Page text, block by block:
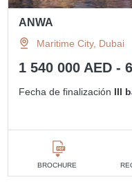
ANWA
Maritime City, Dubai
1 540 000 AED -
Fecha de finalización III
BROCHURE